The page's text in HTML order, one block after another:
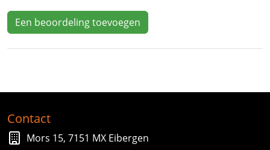
Een beoordeling toevoegen
Contact
Mors 15, 7151 MX Eibergen